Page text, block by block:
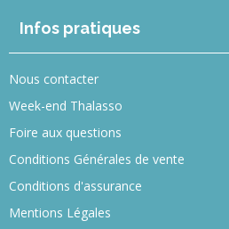
Infos pratiques
Nous contacter
Week-end Thalasso
Foire aux questions
Conditions Générales de vente
Conditions d'assurance
Mentions Légales